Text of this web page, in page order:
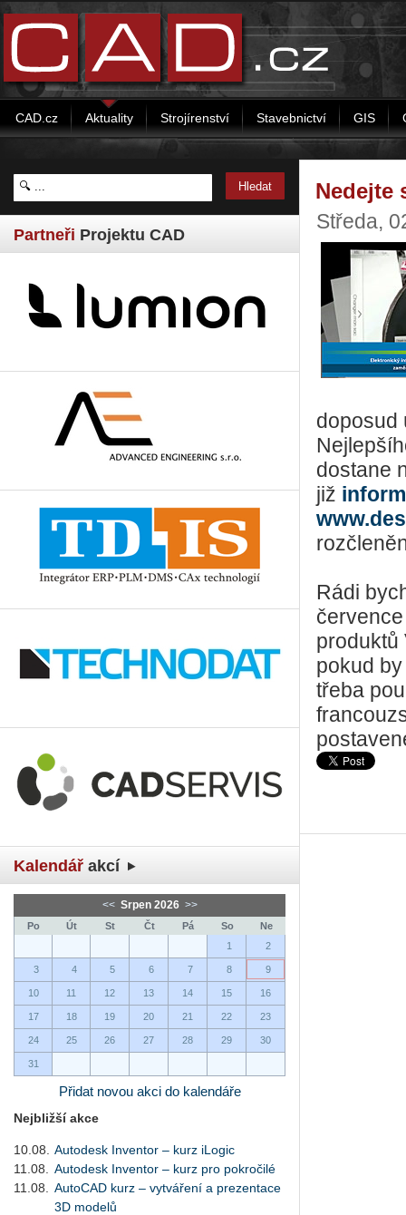
CAD.cz Aktuality Strojírenství Stavebnictví GIS
Partneři Projektu CAD
Kalendář akcí
<< Srpen 2026 >>
Po Út St Čt Pá So
Ne
1
2
3 4 5 6 7 8 9
10 11 12 13 14 15 16
17 18 19 20 21 22 23
24 25 26 27 28 29 30
31
Přidat novou akci do kalendáře
Nejbližší akce
10.08.
Autodesk Inventor – kurz iLogic
11.08.
Autodesk Inventor – kurz pro pokročilé
11.08.
AutoCAD kurz – vytváření a prezentace
3D modelů
Nedejte
Středa,
doposud
dostane
již
Rádi
produktů
pokud
třeba